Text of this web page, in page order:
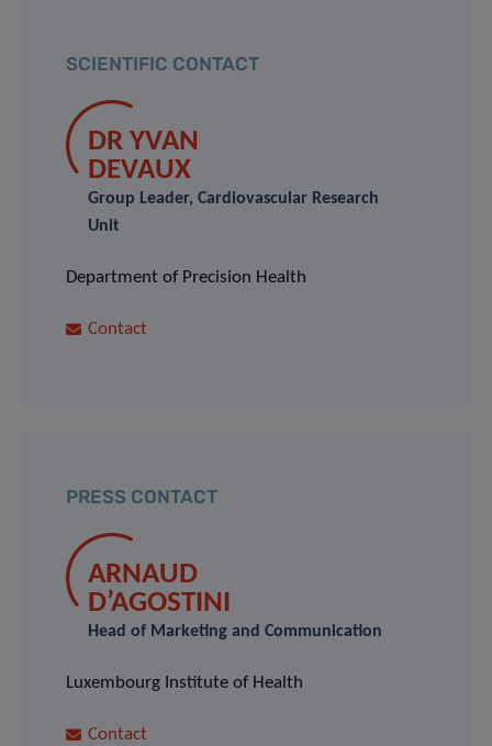
SCIENTIFIC CONTACT
DR YVAN
DEVAUX
Group Leader, Cardiovascular Research
Unit
Department of Precision Health
Contact
PRESS CONTACT
ARNAUD
D’AGOSTINI
Head of Marketing and Communication
Luxembourg Institute of Health
Contact